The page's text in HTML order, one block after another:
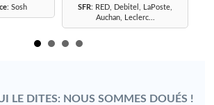
: Sosh SFR: RED, Debitel, LaPoste,
Auchan, Leclerc...
LE DITES: NOUS SOMMES DOUÉS !